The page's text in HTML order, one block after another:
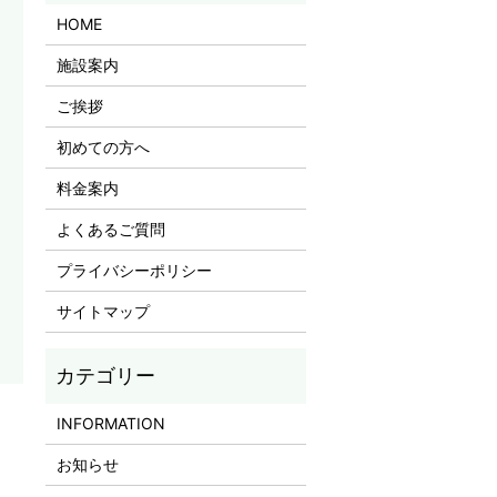
HOME
施設案内
ご挨拶
初めての方へ
料金案内
よくあるご質問
プライバシーポリシー
サイトマップ
INFORMATION
お知らせ